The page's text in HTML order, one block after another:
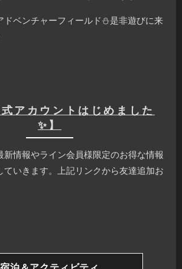
ドベンチャーフィールド⛄️是非遊びに来
アカウントはじめました
✨】
新情報やライン会員様限定のお得な情報
ていきます。上記リンクから友達追加お